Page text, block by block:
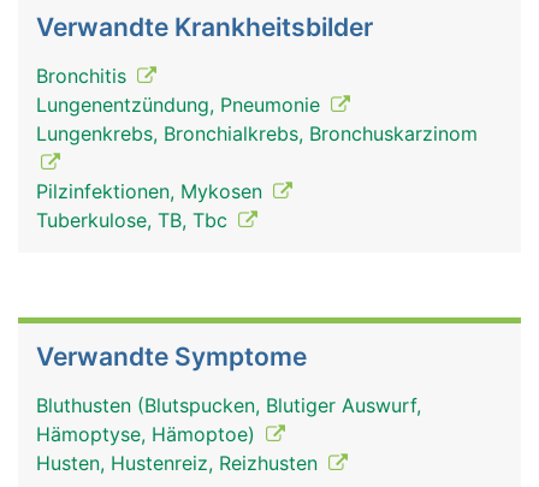
Verwandte Krankheitsbilder
Bronchitis
Lungenentzündung, Pneumonie
Lungenkrebs, Bronchialkrebs, Bronchuskarzinom
Pilzinfektionen, Mykosen
Tuberkulose, TB, Tbc
Verwandte Symptome
Bluthusten (Blutspucken, Blutiger Auswurf,
Hämoptyse, Hämoptoe)
Husten, Hustenreiz, Reizhusten